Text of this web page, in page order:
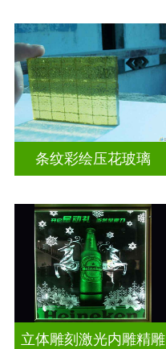
条纹彩绘压花玻璃
立体雕刻激光内雕精雕